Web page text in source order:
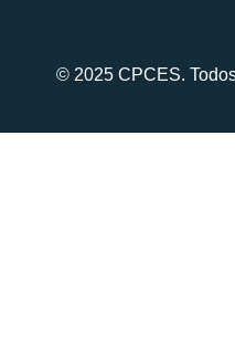
© 2025 CPCES.